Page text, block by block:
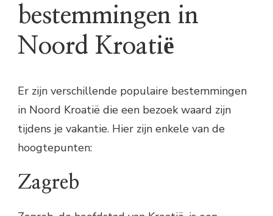
bestemmingen in
Noord Kroatië
Er zijn verschillende populaire bestemmingen
in Noord Kroatië die een bezoek waard zijn
tijdens je vakantie. Hier zijn enkele van de
hoogtepunten:
Zagreb